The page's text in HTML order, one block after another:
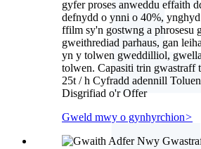
gyfer proses anweddu effaith
defnydd o ynni o 40%,
ffilm sy'n gostwng a phrosesu
gweithrediad parhaus, gan
yn y tolwen gweddilliol,
tolwen. Capasiti trin gwastraff
25t / h Cyfradd adennill
Disgrifiad o'r Offer
Gweld mwy o gynhyrchion>